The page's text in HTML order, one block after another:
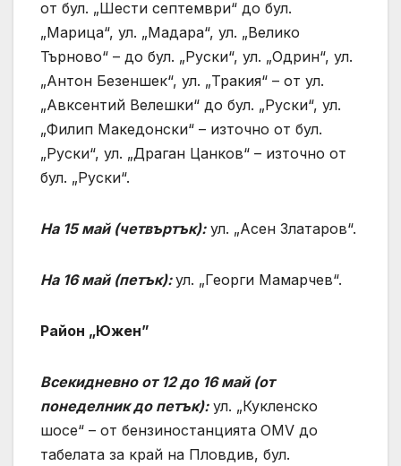
от бул. „Шести септември“ до бул.
„Марица“, ул. „Мадара“, ул. „Велико
Търново“ – до бул. „Руски“, ул. „Одрин“, ул.
„Антон Безеншек“, ул. „Тракия“ – от ул.
„Авксентий Велешки“ до бул. „Руски“, ул.
„Филип Македонски“ – източно от бул.
„Руски“, ул. „Драган Цанков“ – източно от
бул. „Руски“.
На 15 май (четвъртък):ул. „Асен Златаров“.
На 16 май (петък):ул. „Георги Мамарчев“.
Район „Южен”
Всекидневно от 12 до 16 май (от
понеделник до петък):ул. „Кукленско
шосе“ – от бензиностанцията OMV до
табелата за край на Пловдив, бул.